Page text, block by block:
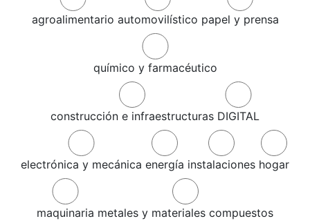
agroalimentario automovilístico papel y prensa
químico y farmacéutico
construcción e infraestructuras DIGITAL
electrónica y mecánica energía instalaciones hogar
maquinaria metales y materiales compuestos